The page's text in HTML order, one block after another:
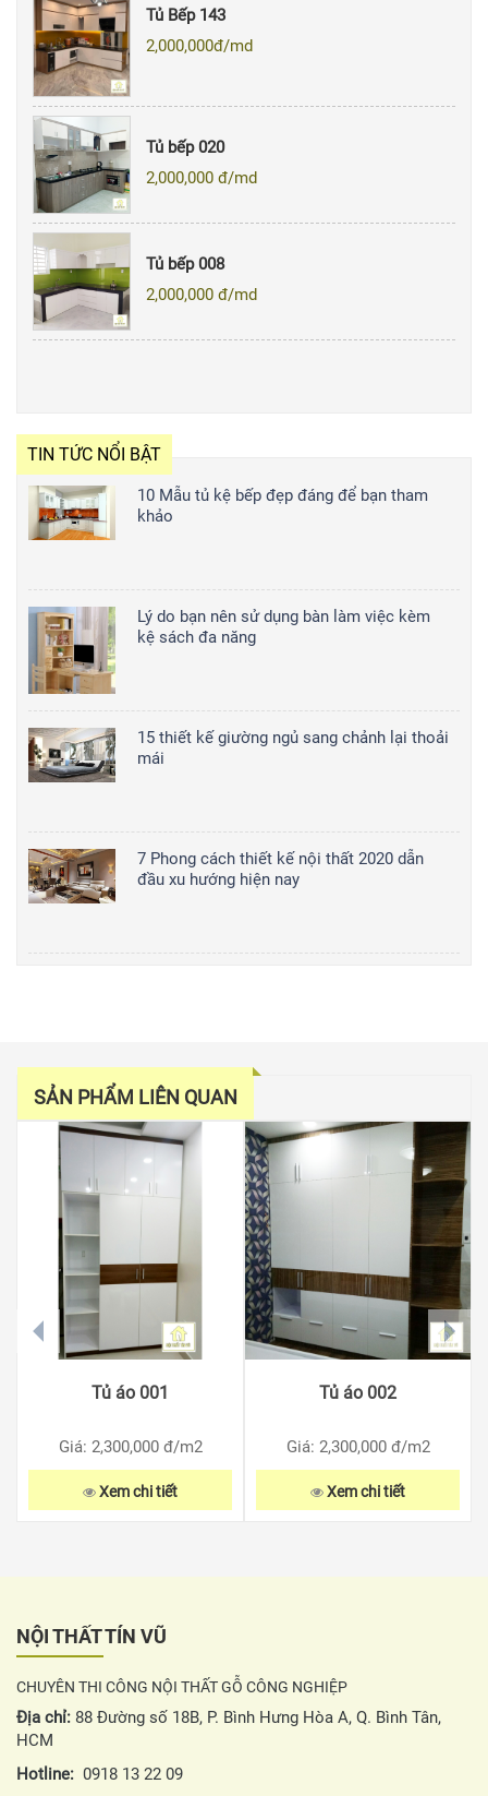
Tủ Bếp 143
2,000,000đ/md
Tủ bếp 020
2,000,000đ/md
Tủ bếp 008
2,000,000đ/md
TIN TỨC NỔI BẬT
10 Mẫu tủ kệ bếp đẹp đáng để bạn tham
khảo
Lý do bạn nên sử dụng bàn làm việc kèm
kệ sách đa năng
15 thiết kế giường ngủ sang chảnh lại thoải
mái
7 Phong cách thiết kế nội thất 2020 dẫn
đầu xu hướng hiện nay
SẢN PHẨM LIÊN QUAN
Tủ áo 001
Giá: 2,300,000đ/m2
Xem chi tiết
Tủ áo 002
Giá: 2,300,000đ/m2
Xem chi tiết
prev next
NỘI THẤT TÍN VŨ
CHUYÊN THI CÔNG NỘI THẤT GỖ CÔNG NGHIỆP
Địa chỉ: 88 Đường số 18B, P. Bình Hưng Hòa A, Q. Bình Tân,
HCM
Hotline: 0918 13 22 09